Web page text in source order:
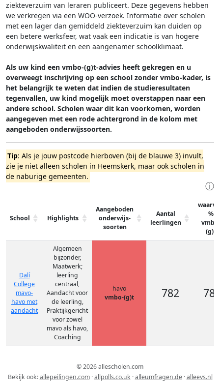
ziekteverzuim van leraren publiceert. Deze gegevens hebben
we verkregen via een WOO-verzoek. Informatie over scholen
met een lager dan gemiddeld ziekteverzuim kan duiden op
een betere werksfeer, wat vaak een indicatie is van hogere
onderwijskwaliteit en een aangenamer schoolklimaat.
Als uw kind een vmbo-(g)t-advies heeft gekregen en u
overweegt inschrijving op een school zonder vmbo-kader, is
het belangrijk te weten dat indien de studieresultaten
tegenvallen, uw kind mogelijk moet overstappen naar een
andere school. Scholen waar dit kan voorkomen, worden
aangegeven met een rode achtergrond in de kolom met
aangeboden onderwijssoorten.
Tip: Als je jouw postcode hierboven (bij de blauwe 3) invult,
zie je niet alleen scholen in Heemskerk, maar ook scholen in
de naburige gemeenten.
ⓘ
School Highlights
Aangeboden
onderwijs-
soorten
Aantal
leerlingen
%
vmbo-
(g)t
Dalí
College
mavo-
havo met
aandacht
Algemeen
bijzonder,
Maatwerk;
leerling
centraal,
Aandacht voor
de leerling,
Praktijkgericht
voor zowel
mavo als havo,
Coaching
havo
vmbo-(g)t
782 78
© 2026 allescholen.com
Bekijk ook:allepeilingen.com·allpolls.co.uk ·alleumfragen.de·alleevs.nl